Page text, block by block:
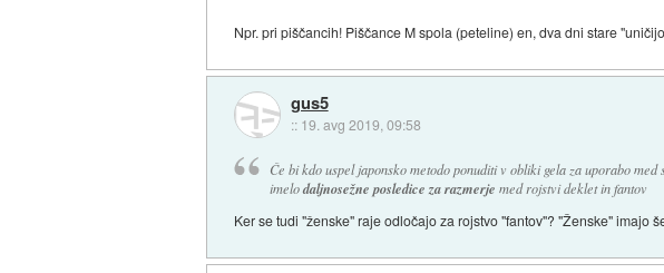
Npr. pri piščancih! Piščance M spola (peteline) en, dva dni stare
gus5
:: 19. avg 2019, 09:58
Če bi kdo uspel japonsko metodo ponuditi v obliki gela za uporabo med
imelodaljnosežne posledice za razmerje med rojstvi deklet in fantov
Ker se tudi "ženske" raje odločajo za rojstvo "fantov"? "Ženske" imajo